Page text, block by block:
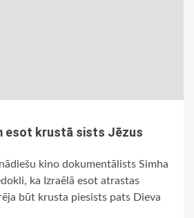
esot krustā sists Jēzus
kino dokumentālists Simha
ka Izraēlā esot atrastas
būt krusta piesists pats Dieva